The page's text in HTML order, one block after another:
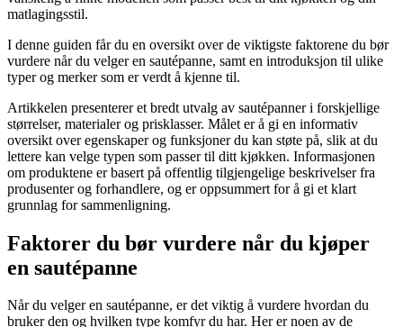
matlagingsstil.
I denne guiden får du en oversikt over de viktigste faktorene du bør
vurdere når du velger en sautépanne, samt en introduksjon til ulike
typer og merker som er verdt å kjenne til.
Artikkelen presenterer et bredt utvalg av sautépanner i forskjellige
størrelser, materialer og prisklasser. Målet er å gi en informativ
oversikt over egenskaper og funksjoner du kan støte på, slik at du
lettere kan velge typen som passer til ditt kjøkken. Informasjonen
om produktene er basert på offentlig tilgjengelige beskrivelser fra
produsenter og forhandlere, og er oppsummert for å gi et klart
grunnlag for sammenligning.
Faktorer du bør vurdere når du kjøper
en sautépanne
Når du velger en sautépanne, er det viktig å vurdere hvordan du
bruker den og hvilken type komfyr du har. Her er noen av de